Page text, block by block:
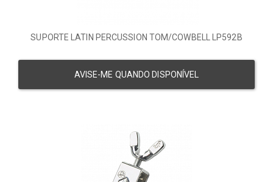
SUPORTE LATIN PERCUSSION TOM/COWBELL LP592B
AVISE-ME QUANDO DISPONÍVEL